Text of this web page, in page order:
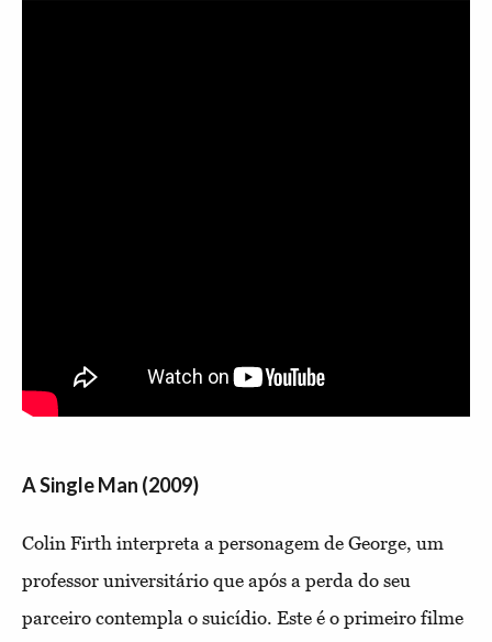
A Single Man (2009)
Colin Firth interpreta a personagem de George, um
professor universitário que após a perda do seu
parceiro contempla o suicídio. Este é o primeiro filme